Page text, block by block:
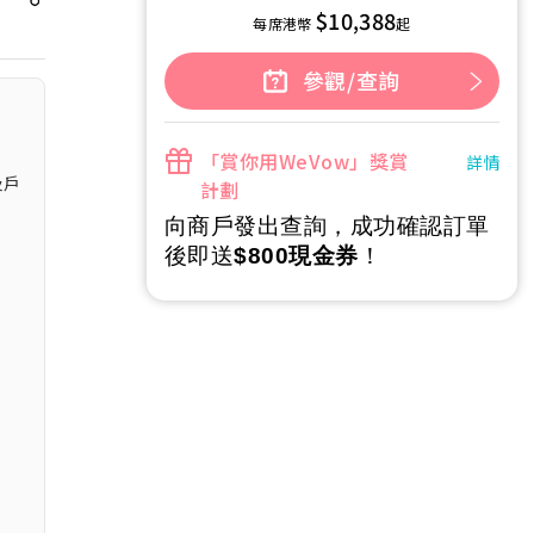
每席港幣 $10,388起
參觀/查詢
「賞你用WeVow」獎賞
計劃
詳情
向商戶發出查詢，成功確認訂單
後即送$800現金券 ！